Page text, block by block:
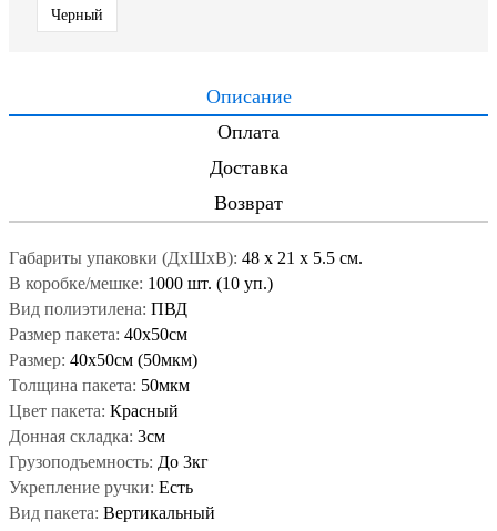
Черный
Описание
Оплата
Доставка
Возврат
Габариты упаковки (ДxШxВ): 48 x 21 x 5.5 см.
В коробке/мешке: 1000 шт. (10 уп.)
Вид полиэтилена: ПВД
Размер пакета: 40x50см
Размер: 40x50см (50мкм)
Толщина пакета: 50мкм
Цвет пакета: Красный
Донная складка: 3см
Грузоподъемность: До 3кг
Укрепление ручки: Есть
Вид пакета: Вертикальный